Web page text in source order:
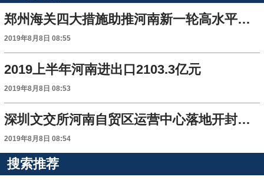
郑州海关四大措施助推河南新一轮高水平开放
2019年8月8日 08:55
2019上半年河南进出口2103.3亿元
2019年8月8日 08:53
深圳文交所河南自贸区运营中心落地开封片区
2019年8月8日 08:54
搜索推荐